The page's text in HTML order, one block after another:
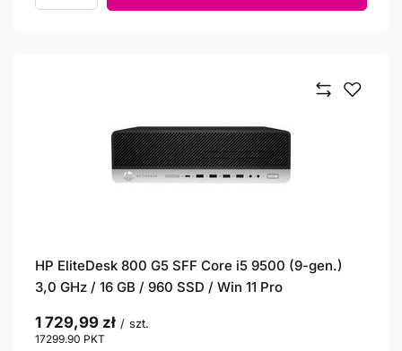
HP EliteDesk 800 G5 SFF Core i5 9500 (9-gen.)
3,0 GHz / 16 GB / 960 SSD / Win 11 Pro
1 729,99 zł / szt.
17299.90 PKT